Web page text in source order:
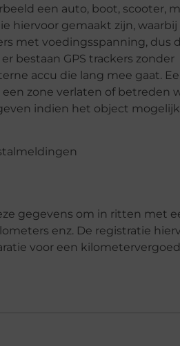
een auto, boot, scooter,
hiervoor gemaakt zijn, waarbij
met voedingsspanning, dus
bestaan GPS trackers zonder
accu die lang mee gaat.
zone verlaten of betreden
indien het object
gegevens om in ritten met
enz. De registratie
voor een